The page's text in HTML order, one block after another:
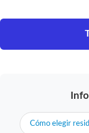
Cómo elegir